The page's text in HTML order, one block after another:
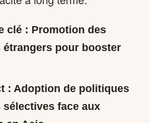
clé : Promotion des
pour booster
: Adoption de politiques
face aux